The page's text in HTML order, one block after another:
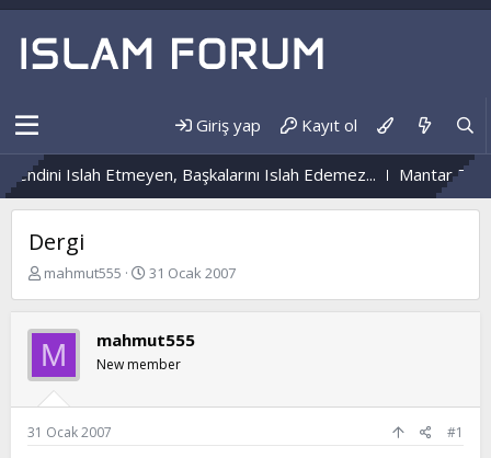
Giriş yap Kayıt ol
Kendini Islah Etmeyen, Başkalarını Islah Edemez... Mantar
Dergi
K
b
u
y
u
b
a
mahmut555
B
a
n
ı
31 Ocak 2007
M mahmut555
New member
31 Ocak 2007 #1